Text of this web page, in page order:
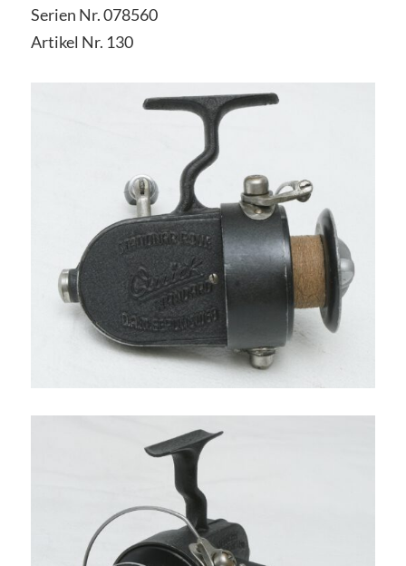
Serien Nr. 078560
Artikel Nr. 130